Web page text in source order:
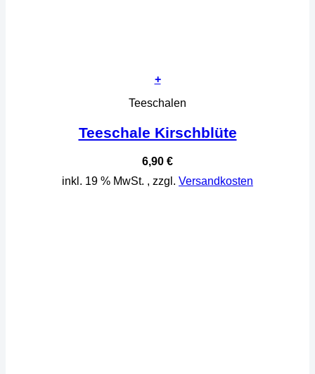
+
Teeschalen
Teeschale Kirschblüte
6,90 €
inkl. 19 % MwSt. , zzgl. Versandkosten